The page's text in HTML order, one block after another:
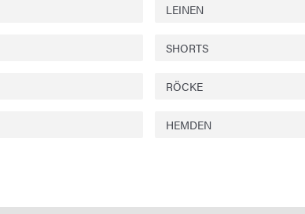
LEINEN
SHORTS
RÖCKE
HEMDEN